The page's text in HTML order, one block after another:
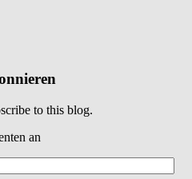
to this blog.
an